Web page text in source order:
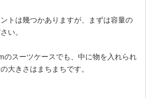
トは幾つかありますが、まずは容量の
い。
のスーツケースでも、中に物を入れられ
大きさはまちまちです。